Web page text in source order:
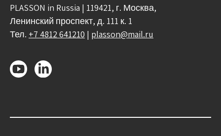
PLASSON in Russia | 119421, г. Москва,
Ленинский проспект, д. 111 к. 1
Тел. +7 4812 641210 | plasson@mail.ru